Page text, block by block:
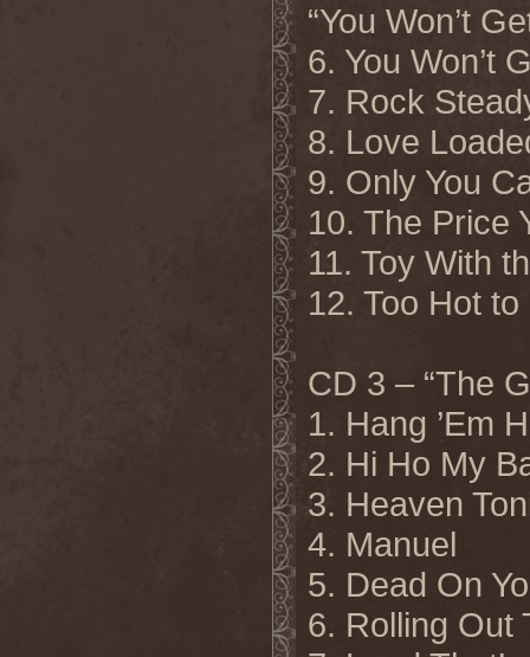
“You Won’t
6. You Won’t
7. Rock
8. Love
9. Only You
10. The Price
11. Toy With
12. Too Hot
CD 3 – “The
1. Hang ’Em
2. Hi Ho My
3. Heaven
4. Manuel
5. Dead On
6. Rolling Out